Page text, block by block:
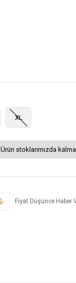
XL
Ürün stoklarımızda
Fiyat Düşünce Haber